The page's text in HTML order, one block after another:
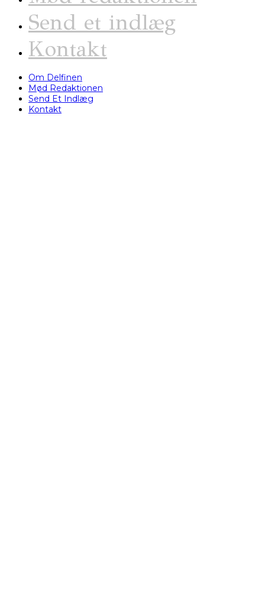
Send et indlæg
Kontakt
Om Delfinen
Mød Redaktionen
Send Et Indlæg
Kontakt